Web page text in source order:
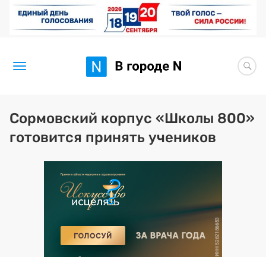
Новости
Статьи
Здоровье
BORЩ
Искусство исцелять
Премия 2026 (текущая)
Сормовский корпус «Школы 800»
готовится принять учеников